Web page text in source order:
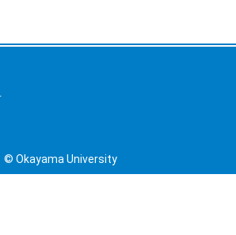
© Okayama University